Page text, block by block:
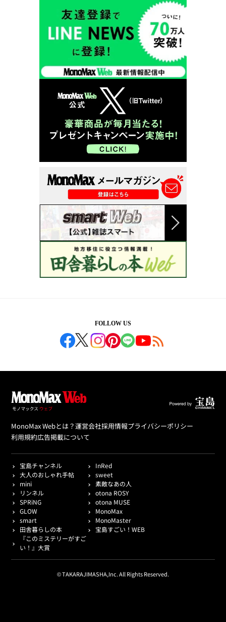
FOLLOW US
MonoMax Webとは？運営会社採用情報プライバシーポリシー
利用規約広告掲載について
宝島チャンネル
InRed
大人のおしゃれ手帖
sweet
mini
素敵なあの人
リンネル
otona ROSY
SPRiNG
otona MUSE
GLOW
MonoMax
smart
MonoMaster
田舎暮らしの本
宝島すごい！WEB
『このミステリーがすご
い！』大賞
© TAKARAJIMASHA,Inc. All Rights Reserved.